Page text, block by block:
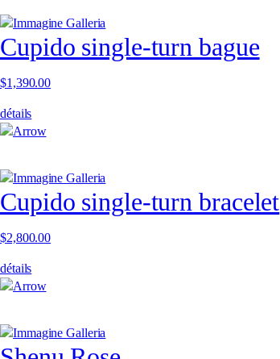
Cupido single-turn bague
$1,390.00
détails
Cupido single-turn bracelet
$2,800.00
détails